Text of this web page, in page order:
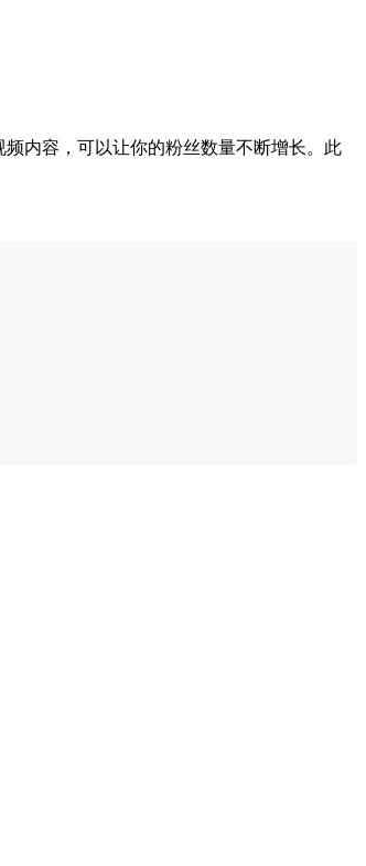
内容，可以让你的粉丝数量不断增长。此